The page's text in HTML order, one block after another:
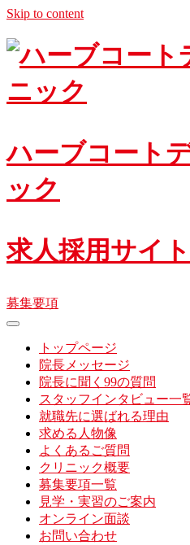
Skip to content
ハーブコート
ック
求人採用サイト
募集要項
toggle
navigationトップページ
院長メッセージ
院長に聞く99の質問
スタッフインタビュー一
就職先に選ばれる理由
求める人物像
よくあるご質問
クリニック概要
募集要項一覧
見学・実習のご案内
オンライン面談
お問い合わせ